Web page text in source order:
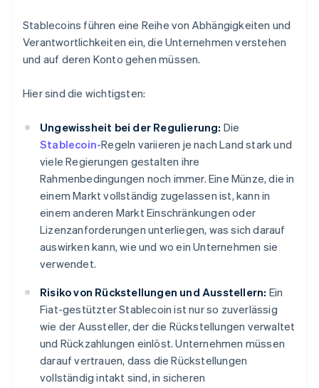
Stablecoins führen eine Reihe von Abhängigkeiten und
Verantwortlichkeiten ein, die Unternehmen verstehen
und auf deren Konto gehen müssen.
Hier sind die wichtigsten:
Ungewissheit bei der Regulierung: Die
Stablecoin-Regeln variieren je nach Land stark und
viele Regierungen gestalten ihre
Rahmenbedingungen noch immer. Eine Münze, die in
einem Markt vollständig zugelassen ist, kann in
einem anderen Markt Einschränkungen oder
Lizenzanforderungen unterliegen, was sich darauf
auswirken kann, wie und wo ein Unternehmen sie
verwendet.
Risiko von Rückstellungen und Ausstellern: Ein
Fiat-gestützter Stablecoin ist nur so zuverlässig
wie der Aussteller, der die Rückstellungen verwaltet
und Rückzahlungen einlöst. Unternehmen müssen
darauf vertrauen, dass die Rückstellungen
vollständig intakt sind, in sicheren